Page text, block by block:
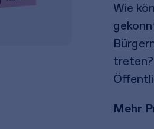
Wie
Mehr